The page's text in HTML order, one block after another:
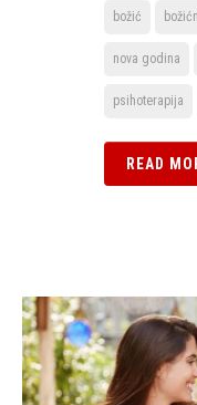
božić
nova godina
psihoterapija
READ